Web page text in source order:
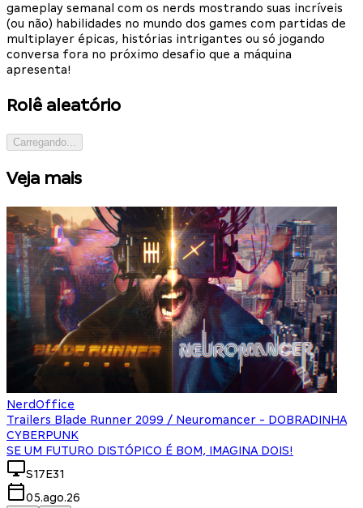
gameplay semanal com os nerds mostrando suas incríveis
(ou não) habilidades no mundo dos games com partidas de
multiplayer épicas, histórias intrigantes ou só jogando
conversa fora no próximo desafio que a máquina
apresenta!
Rolê aleatório
Carregando...
Veja mais
NerdOffice
Trailers Blade Runner 2099 / Neuromancer - DOBRADINHA
CYBERPUNK
SE UM FUTURO DISTÓPICO É BOM, IMAGINA DOIS!
S17E31
05.ago.26